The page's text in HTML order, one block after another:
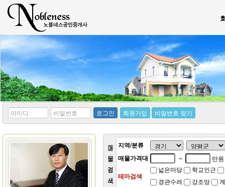
*
아
디
*
비
번
호
로그인 회원가입 비밀번호 찾기
지역/분류
매물가격대
~ 만원
테마검색
넓은마당 학교인근
경관수려
강조망